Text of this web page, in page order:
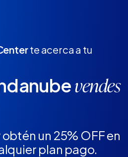
te acerca a tu
vendes
un 25% OFF en
plan pago.